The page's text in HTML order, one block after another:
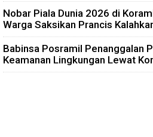
Nobar Piala Dunia 2026 di
Warga Saksikan Prancis
Babinsa Posramil Penanggalan
Keamanan Lingkungan Lewat